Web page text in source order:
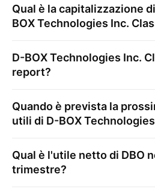
Qual è la capitalizzazione
BOX Technologies Inc.
D-BOX Technologies Inc.
report?
Quando è prevista la
utili di D-BOX
Qual è l'utile netto di DBO
trimestre?